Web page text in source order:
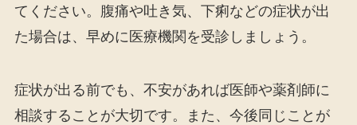
てください。腹痛や吐き気、下痢などの症状が出
た場合は、早めに医療機関を受診しましょう。
症状が出る前でも、不安があれば医師や薬剤師に
相談することが大切です。また、今後同じことが